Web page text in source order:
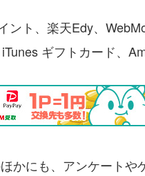
ント、楽天Edy、
iTunes ギフトカード、
かにも、アンケート